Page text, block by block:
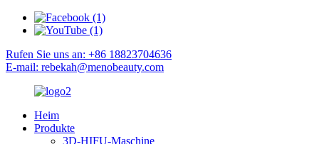
Rufen Sie uns an: +86 18823704636
E-mail: rebekah@menobeauty.com
Heim
Produkte
3D-HIFU-Maschine